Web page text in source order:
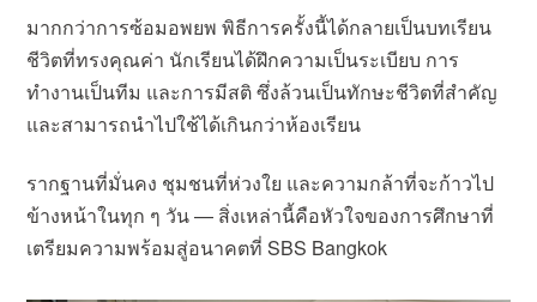
มากกว่าการซ้อมอพยพ พิธีการครั้งนี้ได้กลายเป็นบทเรียน
ชีวิตที่ทรงคุณค่า นักเรียนได้ฝึกความเป็นระเบียบ การ
ทำงานเป็นทีม และการมีสติ ซึ่งล้วนเป็นทักษะชีวิตที่สำคัญ
และสามารถนำไปใช้ได้เกินกว่าห้องเรียน
รากฐานที่มั่นคง ชุมชนที่ห่วงใย และความกล้าที่จะก้าวไป
ข้างหน้าในทุก ๆ วัน — สิ่งเหล่านี้คือหัวใจของการศึกษาที่
เตรียมความพร้อมสู่อนาคตที่ SBS Bangkok